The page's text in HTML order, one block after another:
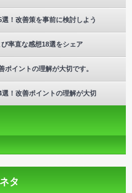
！改善策を事前に検討しよう
率直な感想18選をシェア
イントの理解が大切です。
！改善ポイントの理解が大切
タ